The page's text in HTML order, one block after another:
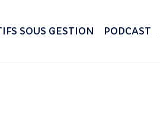
SOUS GESTION PODCAST